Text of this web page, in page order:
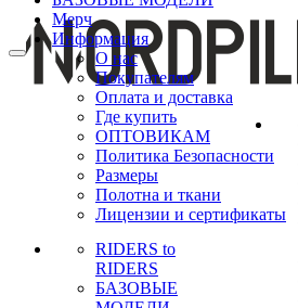
Мерч
Информация
О нас
Покупателям
Оплата и доставка
Где купить
ОПТОВИКАМ
Политика Безопасности
Размеры
Полотна и ткани
Лицензии и сертификаты
RIDERS to
RIDERS
БАЗОВЫЕ